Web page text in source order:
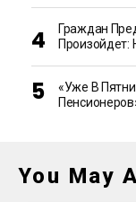
Граждан
Произойдет:
«Уже В
You May